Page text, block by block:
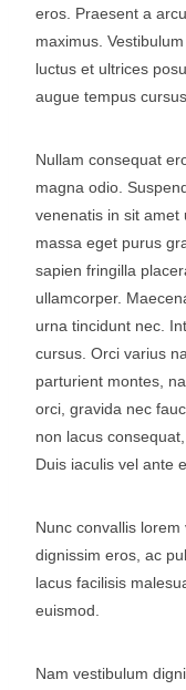
eros. Praesent a
maximus.
luctus et ultrices
augue tempus
Nullam consequat
magna odio.
venenatis in sit amet
massa eget purus
sapien fringilla
ullamcorper.
urna tincidunt nec.
cursus. Orci varius
parturient montes,
orci, gravida nec
non lacus
Duis iaculis vel ante
Nunc convallis
dignissim eros, ac
lacus facilisis
euismod.
Nam vestibulum